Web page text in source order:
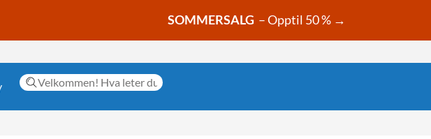
SOMMERSALG – Opptil 50 % →